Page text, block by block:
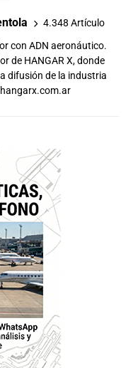
4.348 Artículo
con ADN aeronáutico.
de HANGAR X, donde
difusión de la industria